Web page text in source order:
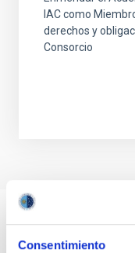
Consentimiento
IAC como
derechos y
Consorcio